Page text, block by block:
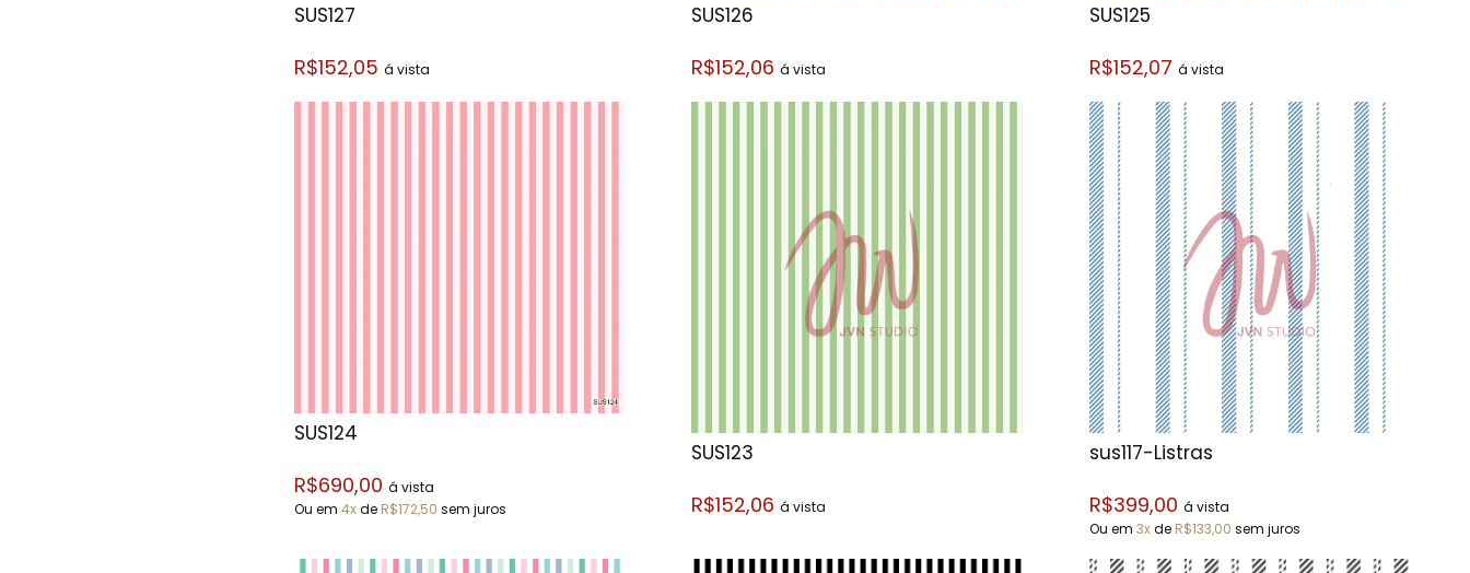
SUS127
R$152,05 á vista
SUS126
R$152,06á vista
SUS125
R$152,07 á vista
SUS124
R$690,00 á vista
Ou em 4xde R$172,50 sem juros
SUS123
R$152,06á vista
sus117-Listras
R$399,00 á vista
Ou em 3xde R$133,00 sem juros